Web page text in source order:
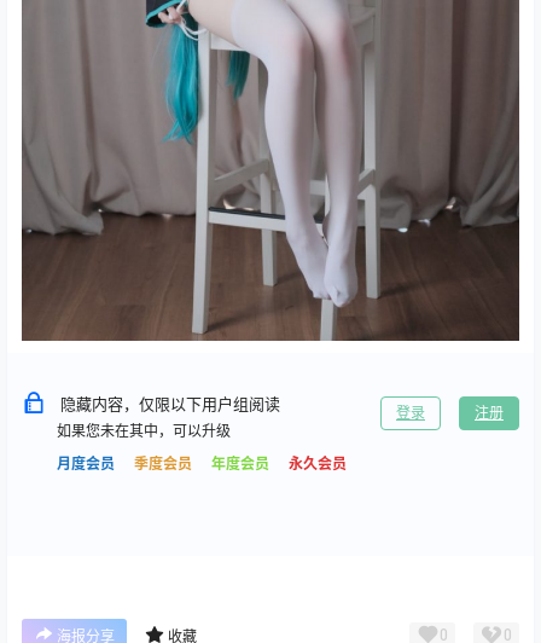
隐藏内容，仅限以下用户组阅读
如果您未在其中，可以升级
月度会员
季度会员 年度会员 永久会员
登录 注册
海报分享 收藏 0 0